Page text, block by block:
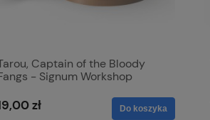
Captain of the Bloody
- Signum Workshop
zł Do koszyka